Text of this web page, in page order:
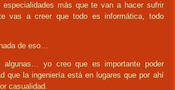
especialidades más que te van a hacer sufrir
vas a creer que todo es informática, todo
de eso…
algunas… yo creo que es importante poder
que la ingeniería está en lugares que por ahí
casualidad.